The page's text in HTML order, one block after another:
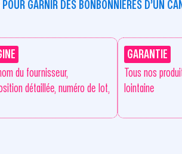
GARNIR DES BONBONNIÈRES D’UN
du fournisseur,
détaillée, numéro de lot,
GARANTIE
Tous nos
lointaine